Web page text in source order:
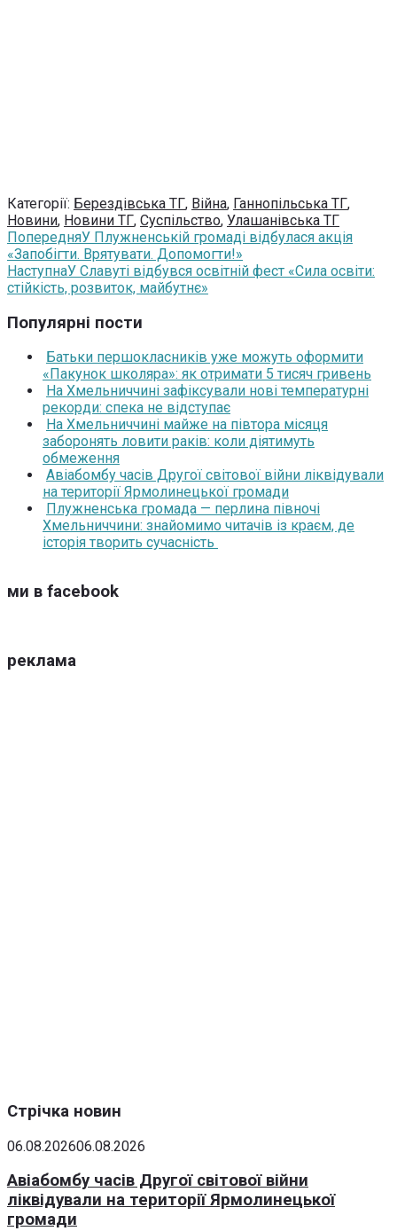
Категорії: Берездівська ТГ, Війна, Ганнопільська ТГ,
Новини, Новини ТГ, Суспільство, Улашанівська ТГ
ПопередняУ Плужненській громаді відбулася акція
«Запобігти. Врятувати. Допомогти!»
НаступнаУ Славуті відбувся освітній фест «Сила освіти:
стійкість, розвиток, майбутнє»
Популярні пости
Батьки першокласників уже можуть оформити
«Пакунок школяра»: як отримати 5 тисяч гривень
На Хмельниччині зафіксували нові температурні
рекорди: спека не відступає
На Хмельниччині майже на півтора місяця
заборонять ловити раків: коли діятимуть
обмеження
Авіабомбу часів Другої світової війни ліквідували
на території Ярмолинецької громади
Плужненська громада — перлина півночі
Хмельниччини: знайомимо читачів із краєм, де
історія творить сучасність
ми в facebook
реклама
Стрічка новин
06.08.202606.08.2026
Авіабомбу часів Другої світової війни
ліквідували на території Ярмолинецької
громади